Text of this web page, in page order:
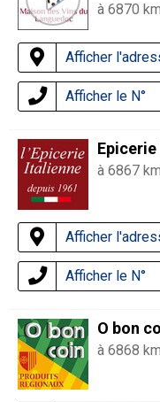
à 6870 km
Afficher
Afficher le N°
à 6867 km
Afficher
Afficher le N°
O bon
à 6868 km